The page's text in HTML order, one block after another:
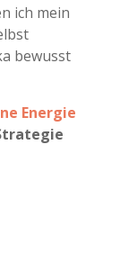
ich mein
bewusst
Energie